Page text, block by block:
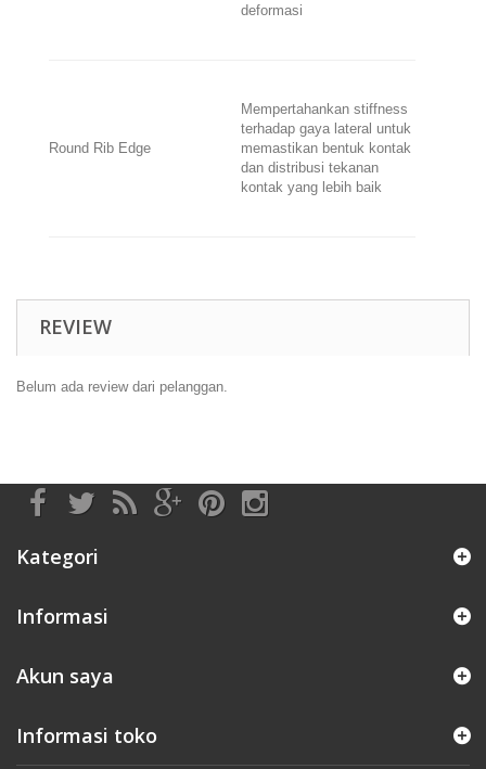
deformasi
Round Rib Edge
Mempertahankan stiffness
terhadap gaya lateral untuk
memastikan bentuk kontak
dan distribusi tekanan
kontak yang lebih baik
REVIEW
Belum ada review dari pelanggan.
Kategori
Informasi
Akun saya
Informasi toko